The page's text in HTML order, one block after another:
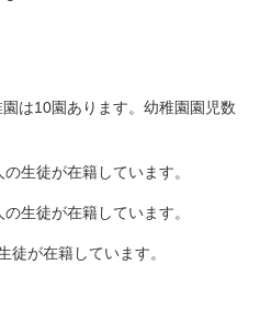
は10園あります。幼稚園園児数
生徒が在籍しています。
生徒が在籍しています。
徒が在籍しています。